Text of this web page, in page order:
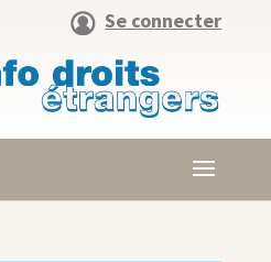
Se connecter